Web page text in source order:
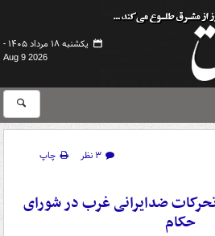
یکشنبه ۱۸ مرداد ۱۴۰۵ -
Aug 9 2026
۳ نظر
چاپ
ضدایرانی غرب در شورای
حکام